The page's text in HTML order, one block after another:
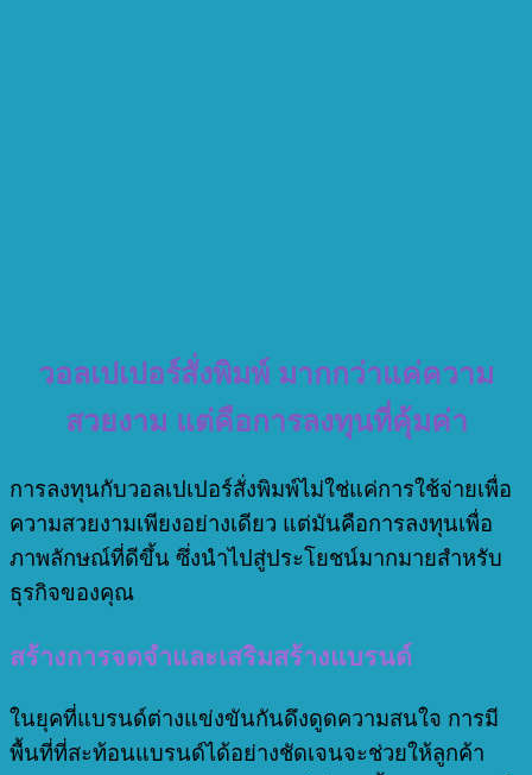
วอลเปเปอร์สั่งพิมพ์ มากกว่าแค่ความ
สวยงาม แต่คือการลงทุนที่คุ้มค่า
การลงทุนกับวอลเปเปอร์สั่งพิมพ์ไม่ใช่แค่การใช้จ่ายเพื่อ
ความสวยงามเพียงอย่างเดียว แต่มันคือการลงทุนเพื่อ
ภาพลักษณ์ที่ดีขึ้น ซึ่งนำไปสู่ประโยชน์มากมายสำหรับ
ธุรกิจของคุณ
สร้างการจดจำและเสริมสร้างแบรนด์
ในยุคที่แบรนด์ต่างแข่งขันกันดึงดูดความสนใจ การมี
พื้นที่ที่สะท้อนแบรนด์ได้อย่างชัดเจนจะช่วยให้ลูกค้า